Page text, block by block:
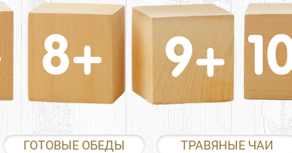
ГОТОВЫЕ ОБЕДЫ ТРАВЯНЫЕ ЧАИ